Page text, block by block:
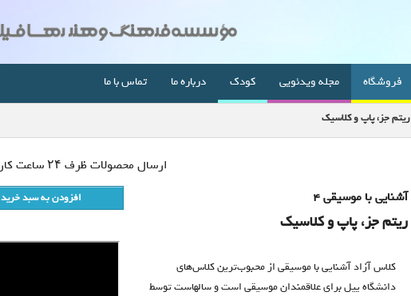
فروشگاه مجله ویدئویی کودک درباره ما تماس با ما
ريتم جز، پاپ و كلاسيك
ارسال محصولات ظرف ۲۴ ساعت کاری
آشنایی با موسیقی 4
ريتم جز، پاپ و كلاسيك
افزودن به سبد خرید
کلاس آزاد آشنایی با موسیقی از محبوب‌ترین کلاس‌های
دانشگاه ییل برای علاقمندان موسیقی است و سال‏هاست توسط